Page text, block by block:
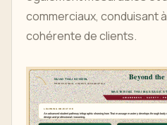
commerciaux, conduisant
cohérente de clients.